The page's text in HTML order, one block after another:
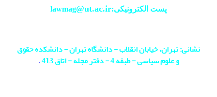
پست الکترونیکی:lawmag@ut.ac.ir
نشانی: تهران، خیابان انقلاب - دانشگاه تهران - دانشکده حقوق
و علوم سیاسی - طبقه 4 - دفتر مجله - اتاق 413
.